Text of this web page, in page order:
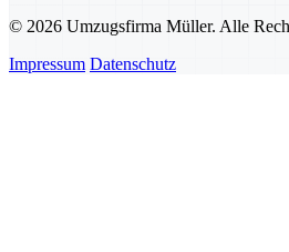
© 2026 Umzugsfirma Müller. Alle
Impressum Datenschutz